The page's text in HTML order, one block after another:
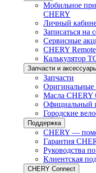
Мобильное
CHERY
Личный
Записаться на
Сервисные
CHERY Remote
Калькулятор
Запчасти и
Запчасти
Оригинальные
Масла CHERY
Официальный
Городские
Поддержка
CHERY —
Гарантия
Руководства
Клиентская
CHERY Connect